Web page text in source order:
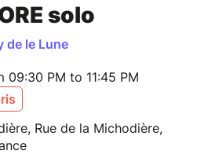
solo
de le Lune
09:30 PM to 11:45 PM
Rue de la Michodière,